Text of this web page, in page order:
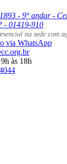
- 9° andar -
- 01419-910
na sede com
via WhatsApp
9h às 18h